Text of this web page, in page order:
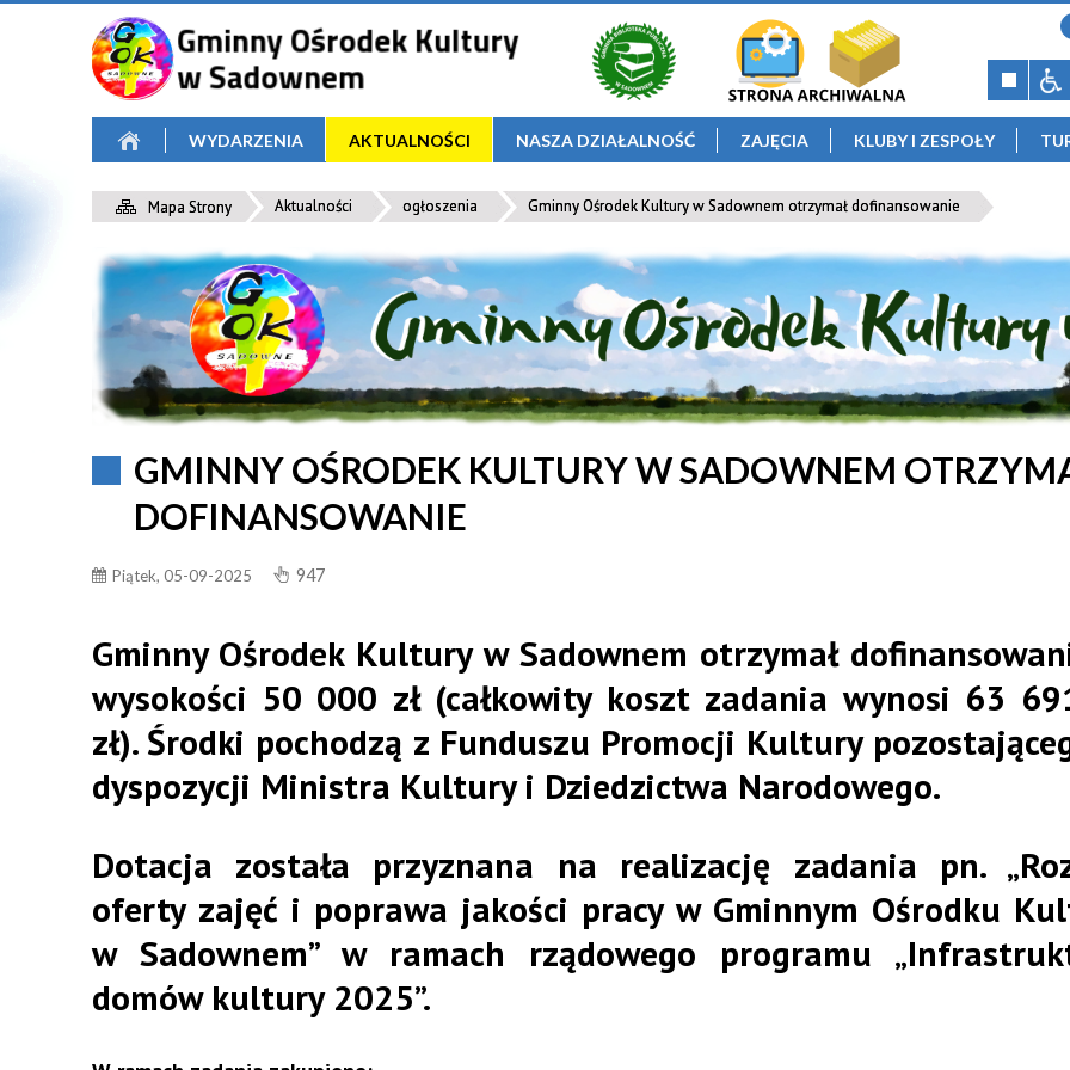
WYDARZENIA AKTUALNOŚCI NASZA DZIAŁALNOŚĆ ZAJĘCIA KLUBY I ZESPOŁY
Mapa Strony Aktualności ogłoszenia Gminny Ośrodek Kultury w Sadownem otrzymał dofinansowanie
GMINNY OŚRODEK KULTURY W SADOWNEM
DOFINANSOWANIE
Piątek, 05-09-2025 947
Gminny Ośrodek Kultury w Sadownem otrzymał
wysokości 50 000 zł (całkowity koszt zadania wynosi 63
zł). Środki pochodzą z Funduszu Promocji Kultury
dyspozycji Ministra Kultury i Dziedzictwa Narodowego.
Dotacja została przyznana na realizację zadania pn.
oferty zajęć i poprawa jakości pracy w Gminnym Ośrodku
w Sadownem”w ramach rządowego programu
domów kultury 2025”.